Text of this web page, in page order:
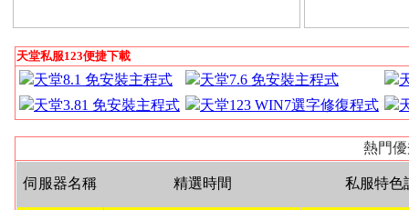
天堂私服123便捷下載
天堂8.1 免安裝主程式 天堂7.6 免安裝主程式
天堂3.81 免安裝主程式
天堂123 WIN7選字修復程式
熱門
伺服器名稱 精選時間 私服特色